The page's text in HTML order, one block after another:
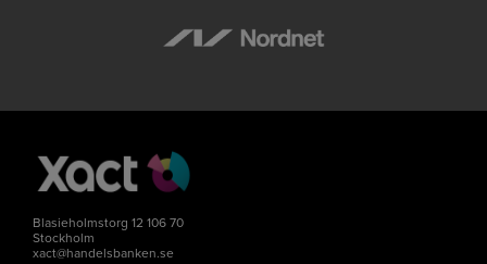
Blasieholmstorg 12 106 70
Stockholm
xact@handelsbanken.se